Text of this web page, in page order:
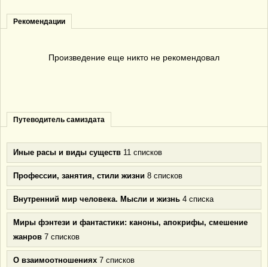
Рекомендации
Произведение еще никто не рекомендовал
Путеводитель самиздата
Иные расы и виды существ 11 списков
Профессии, занятия, стили жизни 8 списков
Внутренний мир человека. Мысли и жизнь 4 списка
Миры фэнтези и фантастики: каноны, апокрифы, смешение
жанров 7 списков
О взаимоотношениях 7 списков